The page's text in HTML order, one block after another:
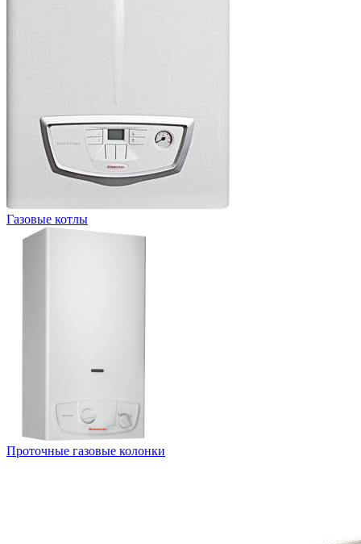
Газовые котлы
Проточные газовые колонки